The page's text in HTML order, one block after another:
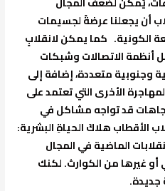
أن يجعلنا عرضةً لجسيمات
الكونية. كما يمكن لانقلابٍ
أنظمة الاتصالات وشبكات
وجنوبية متعددة، إضافة إلى
الأخرى التي تعتمد على
قد تواجه مشاكل في
الأقطاب هلاكَ الحياةِ البشرية:
الماضية في المجال
غيرها من الكوارث. لكنك
جديدة.